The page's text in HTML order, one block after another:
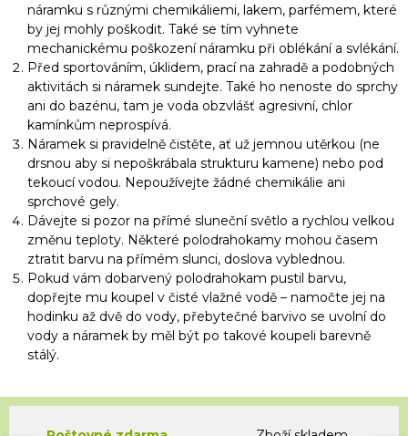
náramku s různými chemikáliemi, lakem, parfémem, které
by jej mohly poškodit. Také se tím vyhnete
mechanickému poškození náramku při oblékání a svlékání.
Před sportováním, úklidem, prací na zahradě a podobných
aktivitách si náramek sundejte. Také ho nenoste do sprchy
ani do bazénu, tam je voda obzvlášť agresivní, chlor
kamínkům neprospívá.
Náramek si pravidelně čistěte, ať už jemnou utěrkou (ne
drsnou aby si nepoškrábala strukturu kamene) nebo pod
tekoucí vodou. Nepoužívejte žádné chemikálie ani
sprchové gely.
Dávejte si pozor na přímé sluneční světlo a rychlou velkou
změnu teploty. Některé polodrahokamy mohou časem
ztratit barvu na přímém slunci, doslova vyblednou.
Pokud vám dobarvený polodrahokam pustil barvu,
dopřejte mu koupel v čisté vlažné vodě – namočte jej na
hodinku až dvě do vody, přebytečné barvivo se uvolní do
vody a náramek by měl být po takové koupeli barevně
stálý.